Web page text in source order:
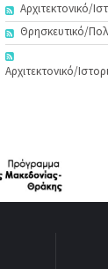
Αρχιτεκτονικό/
Θρησκευτικό/
Αρχιτεκτονικό/